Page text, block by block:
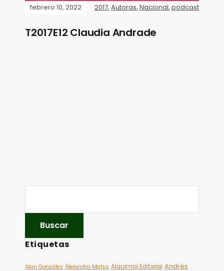
febrero 10, 2022 2017, Autoras, Nacional, podcast
T2017E12 Claudia Andrade
Etiquetas
Alan González Alejandra Matus Alquimia Editorial Andrés